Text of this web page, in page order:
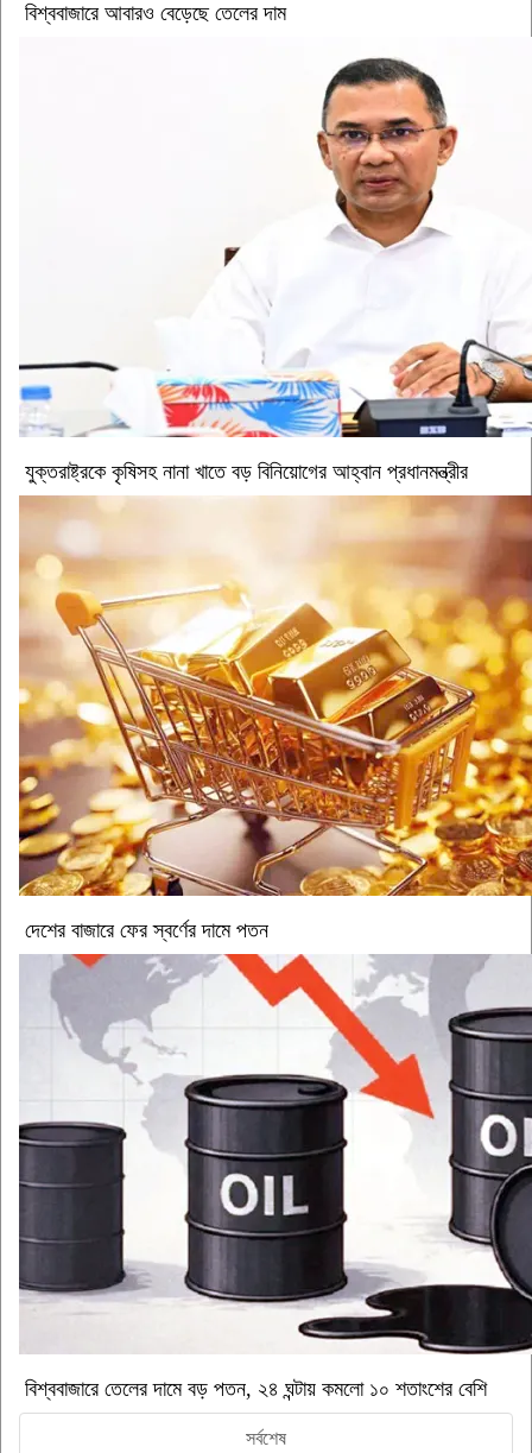
বিশ্ববাজারে আবারও বেড়েছে তেলের দাম
যুক্তরাষ্ট্রকে কৃষিসহ নানা খাতে বড় বিনিয়োগের আহ্বান প্রধানমন্ত্রীর
দেশের বাজারে ফের স্বর্ণের দামে পতন
বিশ্ববাজারে তেলের দামে বড় পতন, ২৪ ঘন্টায় কমলো ১০ শতাংশের বেশি
সর্বশেষ